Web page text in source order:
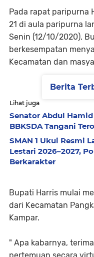
Pada rapat paripurna
21 di aula paripurna
Senin (12/10/2020),
berkesempatan
Kecamatan dan
Lihat juga
Senator Abdul
BBKSDA Tangani
SMAN 1 Ukui Resmi
Lestari 2026–2027,
Berkarakter
Bupati Harris mulai
dari Kecamatan
Kampar.
" Apa kabarnya,
pertemuan secara
Berita